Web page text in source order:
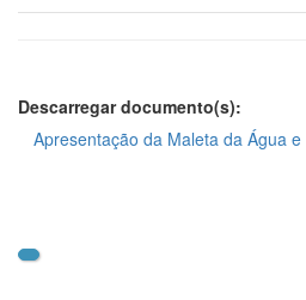
Descarregar documento(s):
Apresentação da Maleta da Água